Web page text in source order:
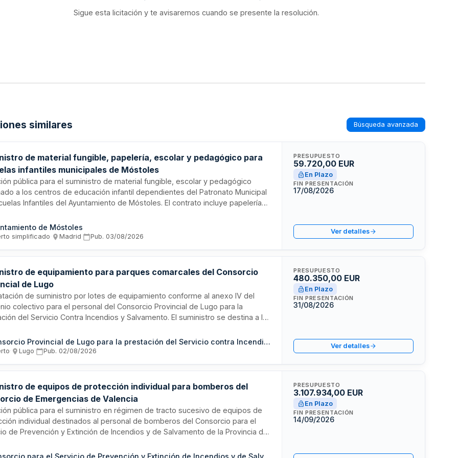
Sigue esta licitación y te avisaremos cuando se presente la resolución.
similares Búsqueda avanzada
de material fungible, papelería, escolar y pedagógico para
infantiles municipales de Móstoles
pública para el suministro de material fungible, escolar y pedagógico
a los centros de educación infantil dependientes del Patronato Municipal
Infantiles del Ayuntamiento de Móstoles. El contrato incluye papelería
funcionamiento diario de las guarderías municipales. Se trata de suministros
esenciales para las actividades docentes y de higiene en educación
de Móstoles
simplificado· Madrid· Pub. 03/08/2026
PRESUPUESTO
59.720,00 EUR
En Plazo
FIN PRESENTACIÓN
17/08/2026
Ver detalles
de equipamiento para parques comarcales del Consorcio
de Lugo
de suministro por lotes de equipamiento conforme al anexo IV del
colectivo para el personal del Consorcio Provincial de Lugo para la
del Servicio Contra Incendios y Salvamento. El suministro se destina a los
y Viveiro. La duración del contrato es de doce meses desde su
sin posibilidad de prórroga. Se exige garantía definitiva y garantía
Consorcio Provincial de Lugo para la prestación del Servicio contra Incendios y Salvamento
· Lugo· Pub. 02/08/2026
PRESUPUESTO
480.350,00 EUR
En Plazo
FIN PRESENTACIÓN
31/08/2026
Ver detalles
de equipos de protección individual para bomberos del
de Emergencias de Valencia
pública para el suministro en régimen de tracto sucesivo de equipos de
individual destinados al personal de bomberos del Consorcio para el
de Prevención y Extinción de Incendios y de Salvamento de la Provincia de
de diversos elementos de protección personal conforme a las
PRESUPUESTO
3.107.934,00 EUR
En Plazo
FIN PRESENTACIÓN
14/09/2026